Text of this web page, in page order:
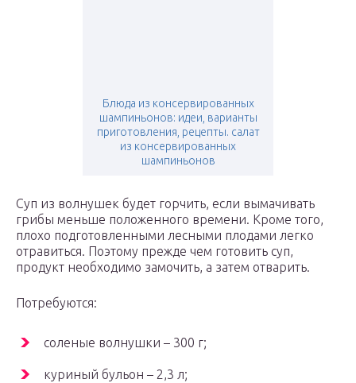
Блюда из консервированных
шампиньонов: идеи, варианты
приготовления, рецепты. салат
из консервированных
шампиньонов
Суп из волнушек будет горчить, если вымачивать
грибы меньше положенного времени. Кроме того,
плохо подготовленными лесными плодами легко
отравиться. Поэтому прежде чем готовить суп,
продукт необходимо замочить, а затем отварить.
Потребуются:
соленые волнушки – 300 г;
куриный бульон – 2,3 л;